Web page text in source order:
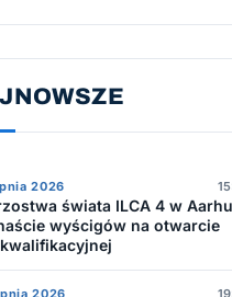
2026
świata ILCA 4 w
wyścigów na otwarcie
2026